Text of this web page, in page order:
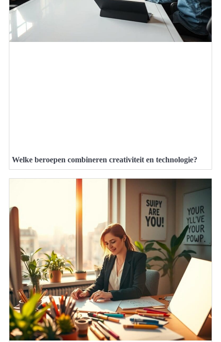
Welke beroepen combineren creativiteit en technologie?